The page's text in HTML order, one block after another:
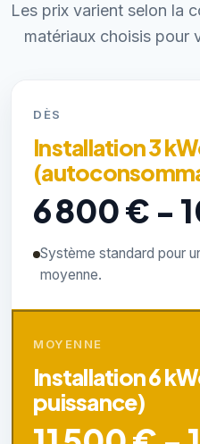
Les prix varient selon la
matériaux choisis pour
DÈS
Installation 3
6 800 € -
Système standard pour
moyenne.
MOYENNE
Installation 6
puissance)